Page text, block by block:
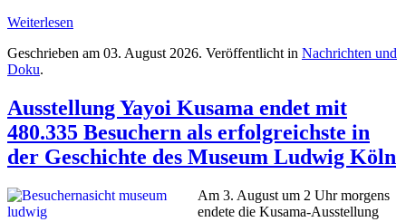
Weiterlesen
Geschrieben am 03. August 2026. Veröffentlicht in Nachrichten und
Doku.
Ausstellung Yayoi Kusama endet mit
480.335 Besuchern als erfolgreichste in
der Geschichte des Museum Ludwig Köln
Am 3. August um 2 Uhr morgens
endete die Kusama-Ausstellung